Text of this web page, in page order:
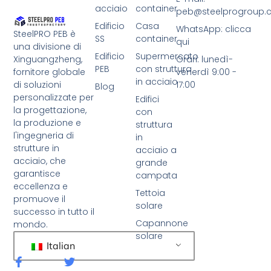
SteelPRO PEB è
una divisione di
Xinguangzheng,
fornitore globale
di soluzioni
personalizzate per
la progettazione,
la produzione e
l'ingegneria di
strutture in
acciaio, che
garantisce
eccellenza e
promuove il
successo in tutto il
mondo.
Italian
F C
container
Casa
container
Supermercato
con struttura
in acciaio
Edifici
con
struttura
in
acciaio a
grande
campata
Tettoia
solare
Capannone
solare
acciaio
Edificio
SS
Edificio
PEB
Blog
WhatsApp: clicca
qui
Orari: lunedì-
venerdì 9:00 -
17:00